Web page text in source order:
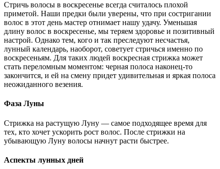
Стричь волосы в воскресенье всегда считалось плохой
приметой. Наши предки были уверены, что при состригании
волос в этот день мастер отнимает нашу удачу. Уменьшая
длину волос в воскресенье, мы теряем здоровье и позитивный
настрой. Однако тем, кого и так преследуют несчастья,
лунный календарь, наоборот, советует стричься именно по
воскресеньям. Для таких людей воскресная стрижка может
стать переломным моментом: черная полоса наконец-то
закончится, и ей на смену придет удивительная и яркая полоса
неожиданного везения.
Фаза Луны
Стрижка на растущую Луну — самое подходящее время для
тех, кто хочет ускорить рост волос. После стрижки на
убывающую Луну волосы начнут расти быстрее.
Аспекты лунных дней